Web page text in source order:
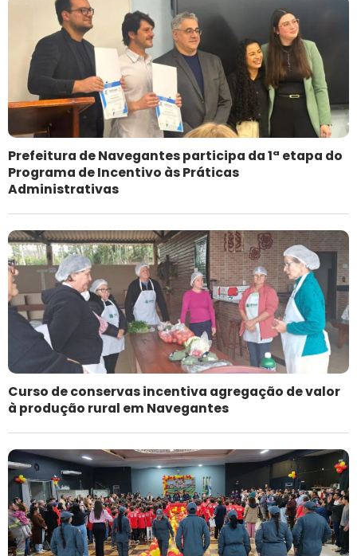
Prefeitura de Navegantes participa da 1ª etapa do
Programa de Incentivo às Práticas
Administrativas
Curso de conservas incentiva agregação de valor
à produção rural em Navegantes